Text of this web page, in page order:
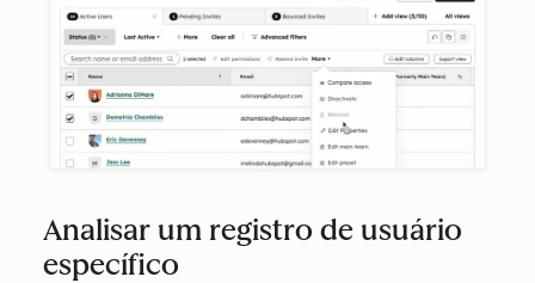
Analisar um registro de usuário
específico